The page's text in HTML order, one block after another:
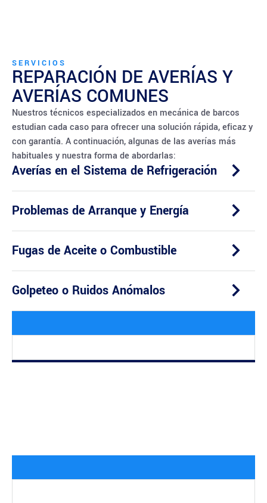
SERVICIOS
REPARACIÓN DE AVERÍAS Y
AVERÍAS COMUNES
Nuestros técnicos especializados en mecánica de barcos
estudian cada caso para ofrecer una solución rápida, eficaz y
con garantía. A continuación, algunas de las averías más
habituales y nuestra forma de abordarlas:
Averías en el Sistema de Refrigeración
Problemas de Arranque y Energía
Fugas de Aceite o Combustible
Golpeteo o Ruidos Anómalos